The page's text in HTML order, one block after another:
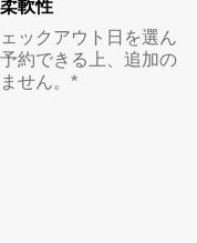
軟性
ックアウト日を選ん
約できる上、追加の
せん。*